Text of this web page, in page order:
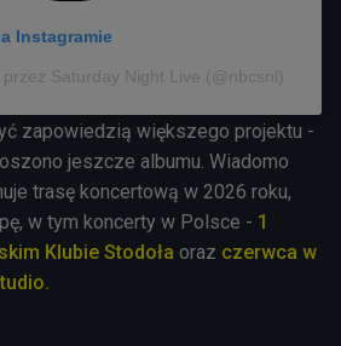
Instagramie
Saturday Night Live (@nbcsnl)
zapowiedzią większego projektu -
jeszcze albumu. Wiadomo
trasę koncertową w 2026 roku,
w tym koncerty w Polsce - 1
Klubie Stodoła oraz czerwca w